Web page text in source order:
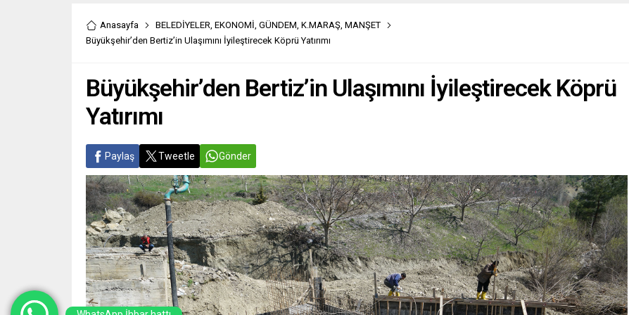
Anasayfa BELEDİYELER EKONOMİ GÜNDEM K.MARAŞ MANŞET
Büyükşehir’den Bertiz’in Ulaşımını İyileştirecek Köprü Yatırımı
Büyükşehir’den Bertiz’in Ulaşımını İyileştirecek Köprü
Yatırımı
Paylaş Tweetle Gönder